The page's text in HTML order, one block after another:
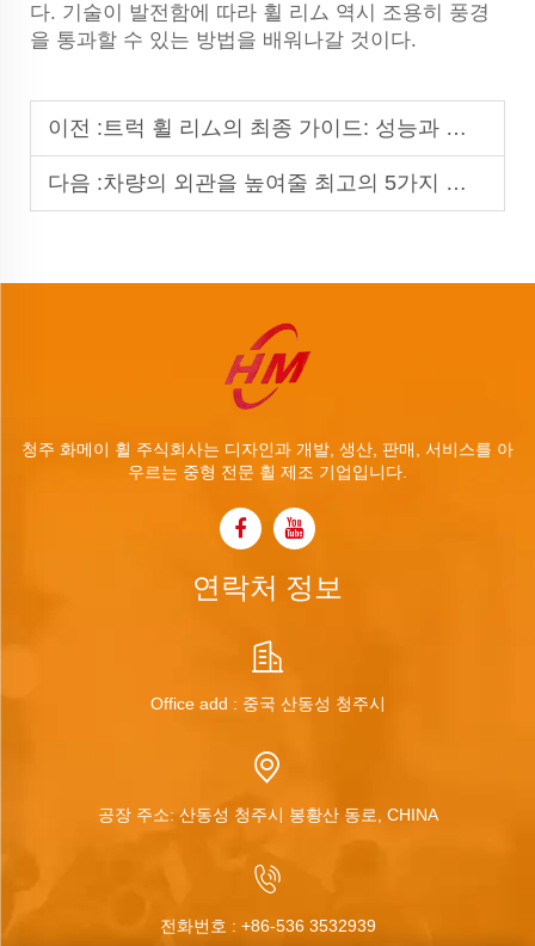
다. 기술이 발전함에 따라 휠 리ム 역시 조용히 풍경
을 통과할 수 있는 방법을 배워나갈 것이다.
이전 :트럭 휠 리ム의 최종 가이드: 성능과 안전 향상시키기
다음 :차량의 외관을 높여줄 최고의 5가지 리듬 스타일
청주 화메이 휠 주식회사는 디자인과 개발, 생산, 판매, 서비스를 아
우르는 중형 전문 휠 제조 기업입니다.
연락처 정보
Office add : 중국 산동성 청주시
공장 주소: 산동성 청주시 봉황산 동로, CHINA
전화번호 : +86-536 3532939